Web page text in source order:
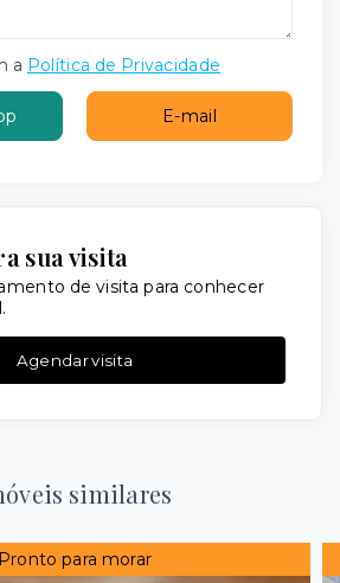
a Política de Privacidade
E-mail
sua visita
de visita para conhecer
Agendar visita
similares
Pronto para morar